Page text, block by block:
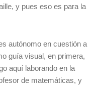
y pues eso es para la
autónomo en cuestión a
guía visual, en primera,
aquí laborando en la
de matemáticas, y